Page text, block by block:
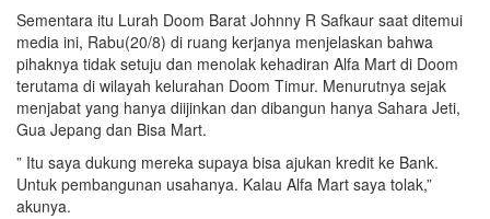
Sementara itu Lurah Doom Barat Johnny R Safkaur saat ditemui
media ini, Rabu(20/8) di ruang kerjanya menjelaskan bahwa
pihaknya tidak setuju dan menolak kehadiran Alfa Mart di Doom
terutama di wilayah kelurahan Doom Timur. Menurutnya sejak
menjabat yang hanya diijinkan dan dibangun hanya Sahara Jeti,
Gua Jepang dan Bisa Mart.
” Itu saya dukung mereka supaya bisa ajukan kredit ke Bank.
Untuk pembangunan usahanya. Kalau Alfa Mart saya tolak,”
akunya.